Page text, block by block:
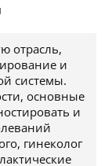
отрасль,
и
системы.
основные
и
гинеколог